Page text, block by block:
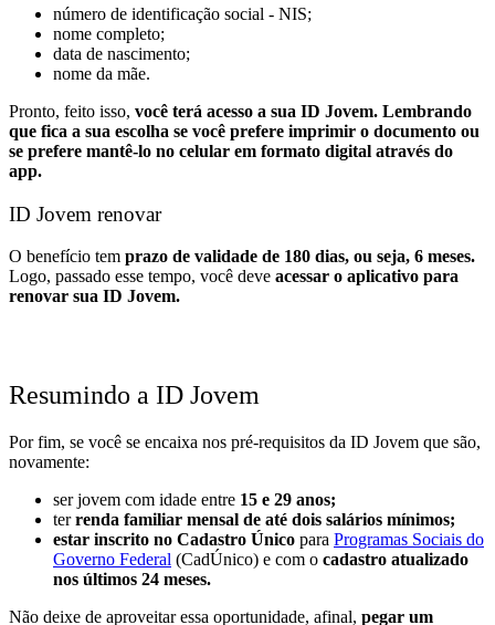
número de identificação social - NIS;
nome completo;
data de nascimento;
nome da mãe.
Pronto, feito isso, você terá acesso a sua ID Jovem. Lembrando
que fica a sua escolha se você prefere imprimir o documento ou
se prefere mantê-lo no celular em formato digital através do
app.
ID Jovem renovar
O benefício tem prazo de validade de 180 dias, ou seja, 6 meses.
Logo, passado esse tempo, você deve acessar o aplicativo para
renovar sua ID Jovem.
Resumindo a ID Jovem
Por fim, se você se encaixa nos pré-requisitos da ID Jovem que são,
novamente:
ser jovem com idade entre 15 e 29 anos;
terrenda familiar mensal de até dois salários mínimos;
estar inscrito no Cadastro Único para Programas Sociais do
Governo Federal (CadÚnico) e com o cadastro atualizado
nos últimos 24 meses.
Não deixe de aproveitar essa oportunidade, afinal, pegar um